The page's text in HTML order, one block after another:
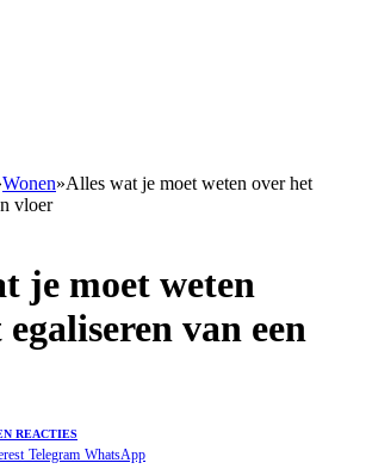
Wonen»Alles wat je moet weten over het
vloer
je moet weten
van een
REACTIES
Telegram WhatsApp